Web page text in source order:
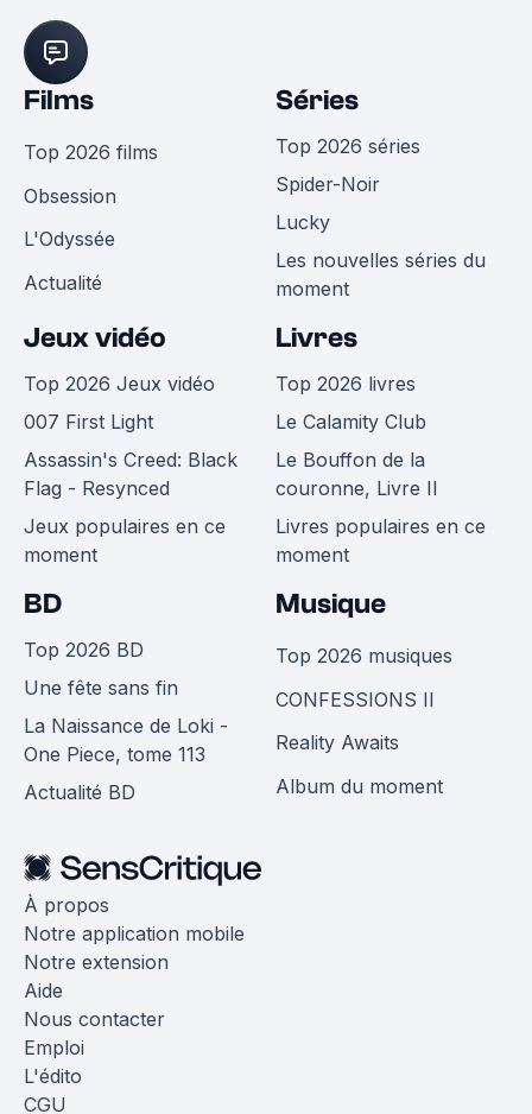
Films
Top 2026 films
Obsession
L'Odyssée
Actualité
Séries
Top 2026 séries
Spider-Noir
Lucky
Les nouvelles séries du
moment
Jeux vidéo
Top 2026 Jeux vidéo
007 First Light
Assassin's Creed: Black
Flag - Resynced
Jeux populaires en ce
moment
Livres
Top 2026 livres
Le Calamity Club
Le Bouffon de la
couronne, Livre II
Livres populaires en ce
moment
BD
Top 2026 BD
Une fête sans fin
La Naissance de Loki -
One Piece, tome 113
Actualité BD
Musique
Top 2026 musiques
CONFESSIONS II
Reality Awaits
Album du moment
À propos
Notre application mobile
Notre extension
Aide
Nous contacter
Emploi
L'édito
CGU